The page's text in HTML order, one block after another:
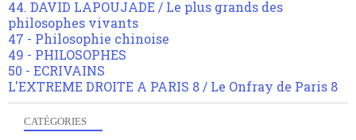
44. DAVID LAPOUJADE / Le plus grands des
philosophes vivants
47 - Philosophie chinoise
49 - PHILOSOPHES
50 - ECRIVAINS
L'EXTREME DROITE A PARIS 8 / Le Onfray de Paris 8
CATÉGORIES